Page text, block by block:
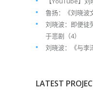
鲁扬：《刘晓波
刘晓波：即便
于悲剧（4）
刘晓波：《与李
LATEST